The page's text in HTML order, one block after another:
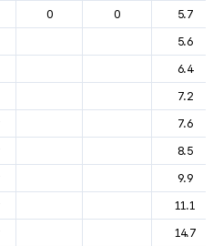
0 0
5.7
5.6
6.4
7.2
7.6
8.5
9.9
11.1
14.7